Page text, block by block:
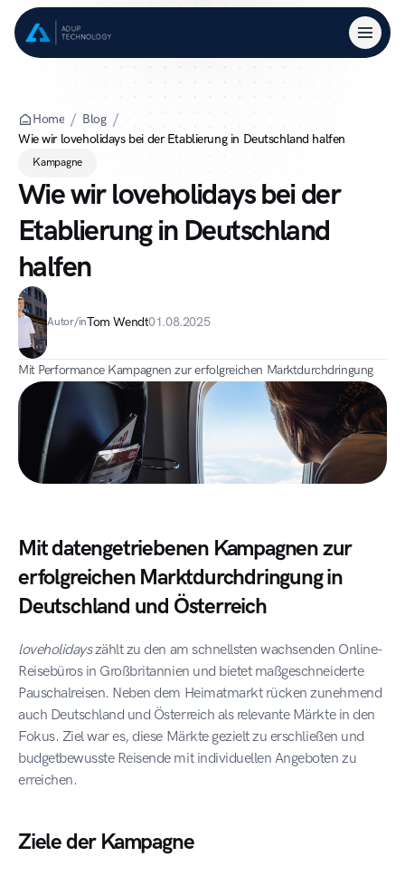
Home
Blog
Wie wir loveholidays bei der Etablierung in Deutschland halfen
Kampagne
Wie wir loveholidays bei der
Etablierung in Deutschland
halfen
Autor/inTom Wendt01.08.2025
Mit Performance Kampagnen zur erfolgreichen Marktdurchdringung
Mit datengetriebenen Kampagnen zur
erfolgreichen Marktdurchdringung in
Deutschland und Österreich
loveholidays zählt zu den am schnellsten wachsenden Online-
Reisebüros in Großbritannien und bietet maßgeschneiderte
Pauschalreisen. Neben dem Heimatmarkt rücken zunehmend
auch Deutschland und Österreich als relevante Märkte in den
Fokus. Ziel war es, diese Märkte gezielt zu erschließen und
budgetbewusste Reisende mit individuellen Angeboten zu
erreichen.
Ziele der Kampagne